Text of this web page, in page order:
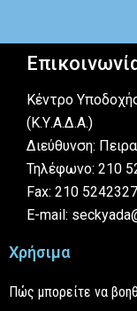
Κέντρο
(Κ.Υ.Α.Δ.Α.)
Διεύθυνση:
Τηλέφωνο: 210
Fax: 210 5242327
E-mail:
Χρήσιμα
Πώς μπορείτε να